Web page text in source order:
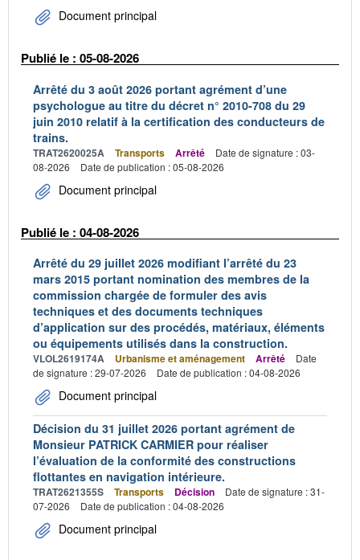
Document principal
Publié le : 05-08-2026
Arrêté du 3 août 2026 portant agrément d’une
psychologue au titre du décret n° 2010-708 du 29
juin 2010 relatif à la certification des conducteurs de
trains.
TRAT2620025A Transports Arrêté
Date de signature : 03-
08-2026
Date de publication : 05-08-2026
Document principal
Publié le : 04-08-2026
Arrêté du 29 juillet 2026 modifiant l’arrêté du 23
mars 2015 portant nomination des membres de la
commission chargée de formuler des avis
techniques et des documents techniques
d’application sur des procédés, matériaux, éléments
ou équipements utilisés dans la construction.
VLOL2619174A Urbanisme et aménagement Arrêté
Date
de signature : 29-07-2026
Date de publication : 04-08-2026
Document principal
Décision du 31 juillet 2026 portant agrément de
Monsieur PATRICK CARMIER pour réaliser
l’évaluation de la conformité des constructions
flottantes en navigation intérieure.
TRAT2621355S Transports Décision
Date de signature : 31-
07-2026
Date de publication : 04-08-2026
Document principal